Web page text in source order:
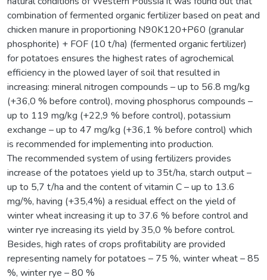
combination of fermented organic fertilizer based on peat and
chicken manure in proportioning N90K120+P60 (granular
phosphorite) + FOF (10 t/ha) (fermented organic fertilizer)
for potatoes ensures the highest rates of agrochemical
efficiency in the plowed layer of soil that resulted in
increasing: mineral nitrogen compounds – up to 56.8 mg/kg
(+36,0 % before control), moving phosphorus compounds –
up to 119 mg/kg (+22,9 % before control), potassium
exchange – up to 47 mg/kg (+36,1 % before control) which
is recommended for implementing into production.
The recommended system of using fertilizers provides
increase of the potatoes yield up to 35t/ha, starch output –
up to 5,7 t/ha and the content of vitamin C – up to 13.6
mg/%, having (+35,4%) a residual effect on the yield of
winter wheat increasing it up to 37.6 % before control and
winter rye increasing its yield by 35,0 % before control.
Besides, high rates of crops profitability are provided
representing namely for potatoes – 75 %, winter wheat – 85
%, winter rye – 80 %